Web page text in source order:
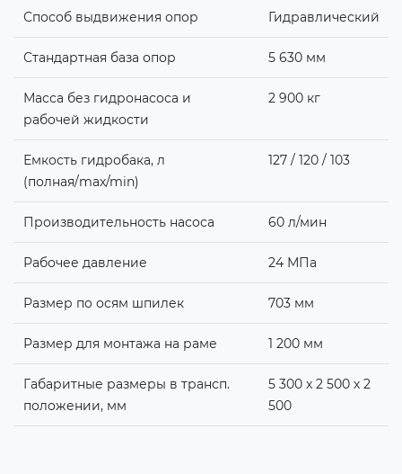
Способ выдвижения опор Гидравлический
Стандартная база опор 5 630 мм
Масса без гидронасоса и
рабочей жидкости
2 900 кг
Емкость гидробака, л
(полная/max/min)
127 / 120 / 103
Производительность насоса 60 л/мин
Рабочее давление 24 МПа
Размер по осям шпилек 703 мм
Размер для монтажа на раме 1 200 мм
Габаритные размеры в трансп.
положении, мм
5 300 х 2 500 х 2
500